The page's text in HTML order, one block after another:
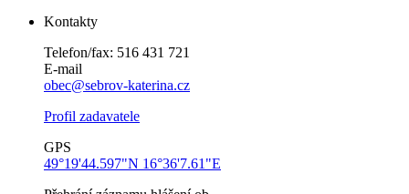
Kontakty
Telefon/fax: 516 431 721
E-mail
obec@sebrov-katerina.cz
Profil zadavatele
GPS
49°19'44.597"N 16°36'7.61"E